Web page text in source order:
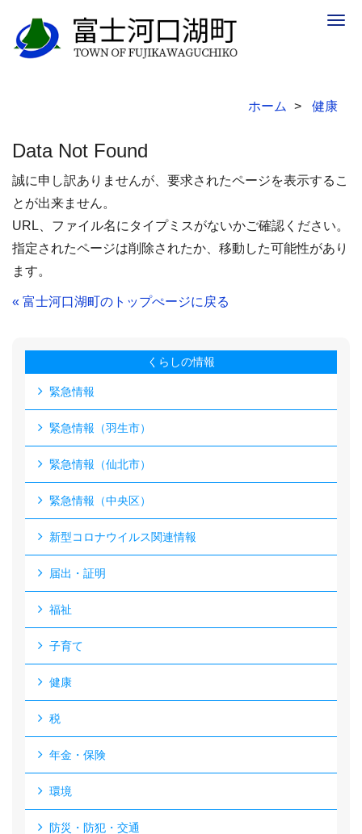
ホーム 健康
Data Not Found
誠に申し訳ありませんが、要求されたページを表示するこ
とが出来ません。
URL、ファイル名にタイプミスがないかご確認ください。
指定されたページは削除されたか、移動した可能性があり
ます。
« 富士河口湖町のトップぺージに戻る
くらしの情報
緊急情報
緊急情報（羽生市）
緊急情報（仙北市）
緊急情報（中央区）
新型コロナウイルス関連情報
届出・証明
福祉
子育て
健康
税
年金・保険
環境
防災・防犯・交通